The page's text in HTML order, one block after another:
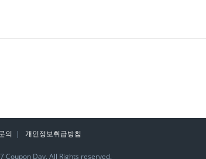
제공하는 쿠폰제휴마케팅(CP)싸이트 웹서비스를 의미합니다.
따라 “회사”와 이용계약을 체결하고 “회사” 가 제공하는 “서비
인정보를 수집하고 있습니다.
의 | 개인정보취급방침
Coupon Day. All Rights reserved.